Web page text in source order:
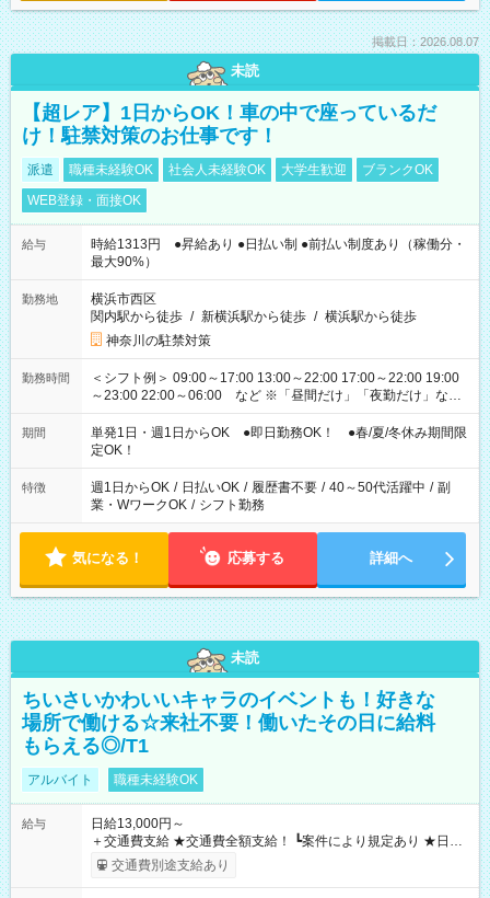
掲載日：2026.08.07
未読
【超レア】1日からOK！車の中で座っているだ
け！駐禁対策のお仕事です！
派遣 職種未経験OK 社会人未経験OK 大学生歓迎
ブランクOK
WEB登録・面接OK
給与
時給1313円 ●昇給あり ●日払い制 ●前払い制度あり（稼働分・
最大90%）
勤務地
横浜市西区
関内駅から徒歩 / 新横浜駅から徒歩 / 横浜駅から徒歩
神奈川の駐禁対策
勤務時間
＜シフト例＞ 09:00～17:00 13:00～22:00 17:00～22:00 19:00
～23:00 22:00～06:00 など ※「昼間だけ」「夜勤だけ」など
の希望OK
期間
単発1日・週1日からOK ●即日勤務OK！ ●春/夏/冬休み期間限
定OK！
特徴 週1日からOK / 日払いOK / 履歴書不要 / 40～50代活躍中 / 副
業・WワークOK / シフト勤務
気になる！ 応募する 詳細へ
未読
ちいさいかわいいキャラのイベントも！好きな
場所で働ける☆来社不要！働いたその日に給料
もらえる◎/T1
アルバイト 職種未経験OK
給与
日給13,000円～
＋交通費支給 ★交通費全額支給！ ┗案件により規定あり ★日払
いOK！（規定あり） ┗働いたその日に現金GET♪ お仕事後はコ
ンビニATMから 日払い分を引き落とせます！ 【試用期間】試
交通費別途支給あり